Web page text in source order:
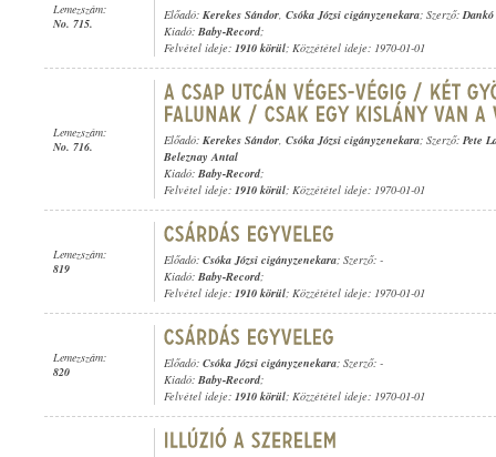
Lemezszám:
No. 715.
Előadó: Kerekes Sándor, Csóka Józsi cigányzenekara; Szerző:
Kiadó: Baby-Record;
Felvétel ideje: 1910 körül; Közzététel ideje: 1970-01-01
Lemezszám:
No. 716.
Előadó: Kerekes Sándor, Csóka Józsi cigányzenekara; Szerző: Pete
Beleznay Antal
Kiadó: Baby-Record;
Felvétel ideje: 1910 körül; Közzététel ideje: 1970-01-01
Lemezszám:
819
Előadó: Csóka Józsi cigányzenekara; Szerző: -
Kiadó: Baby-Record;
Felvétel ideje: 1910 körül; Közzététel ideje: 1970-01-01
Lemezszám:
820
Előadó: Csóka Józsi cigányzenekara; Szerző: -
Kiadó: Baby-Record;
Felvétel ideje: 1910 körül; Közzététel ideje: 1970-01-01